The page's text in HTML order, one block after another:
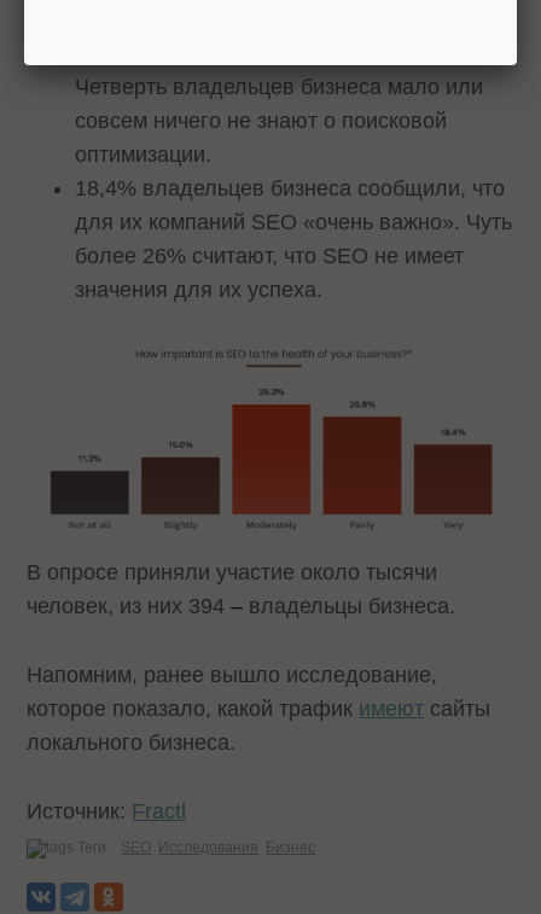
Четверть владельцев бизнеса мало или
совсем ничего не знают о поисковой
оптимизации.
18,4% владельцев бизнеса сообщили, что
для их компаний SEO «очень важно». Чуть
более 26% считают, что SEO не имеет
значения для их успеха.
В опросе приняли участие около тысячи
человек, из них 394– владельцы бизнеса.
Напомним, ранее вышло исследование,
которое показало, какой трафик имеют сайты
локального бизнеса.
Источник: Fractl
Теги: SEO Исследования Бизнес